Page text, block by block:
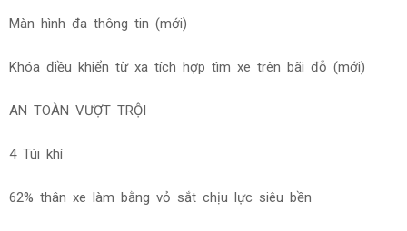
Màn hình đa thông tin (mới)
Khóa điều khiển từ xa tích hợp tìm xe trên bãi đỗ (mới)
AN TOÀN VƯỢT TRỘI
4 Túi khí
62% thân xe làm bằng vỏ sắt chịu lực siêu bền